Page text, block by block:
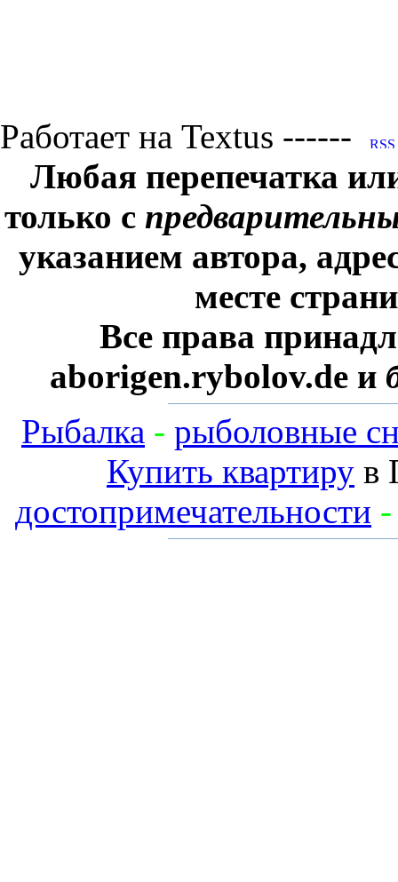
Работает на Textus ------
Любая перепечатка
только с
указанием автора,
месте
Все права
aborigen.rybolov.de и
Рыбалка - рыболовные
Купить квартиру в
достопримечательности